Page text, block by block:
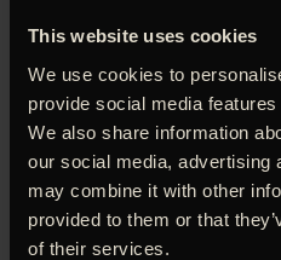
This website uses cookies
We use cookies to
provide social media
We also share information
our social media, advertising
may combine it with other
provided to them or that
of their services.
LOG IND FOR AT
PRESSEMATERIALE
Brugernavn eller e-mailadresse